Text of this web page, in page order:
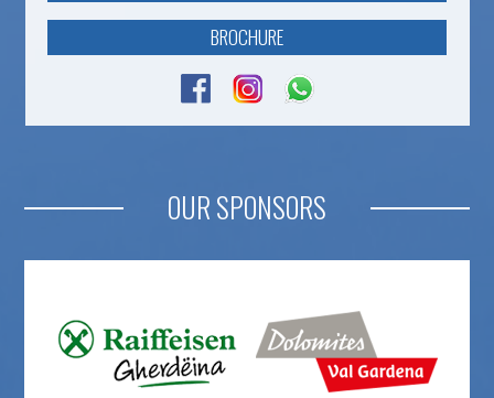
BROCHURE
OUR SPONSORS